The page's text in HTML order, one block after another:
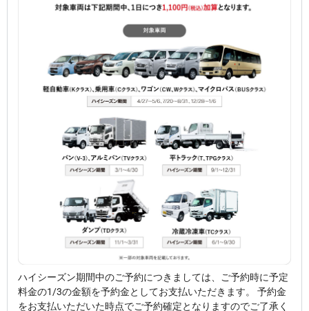
ハイシーズン期間中のご予約につきましては、ご予約時に予定
料金の1/3の金額を予約金としてお支払いただきます。 予約金
をお支払いただいた時点でご予約確定となりますのでご了承く